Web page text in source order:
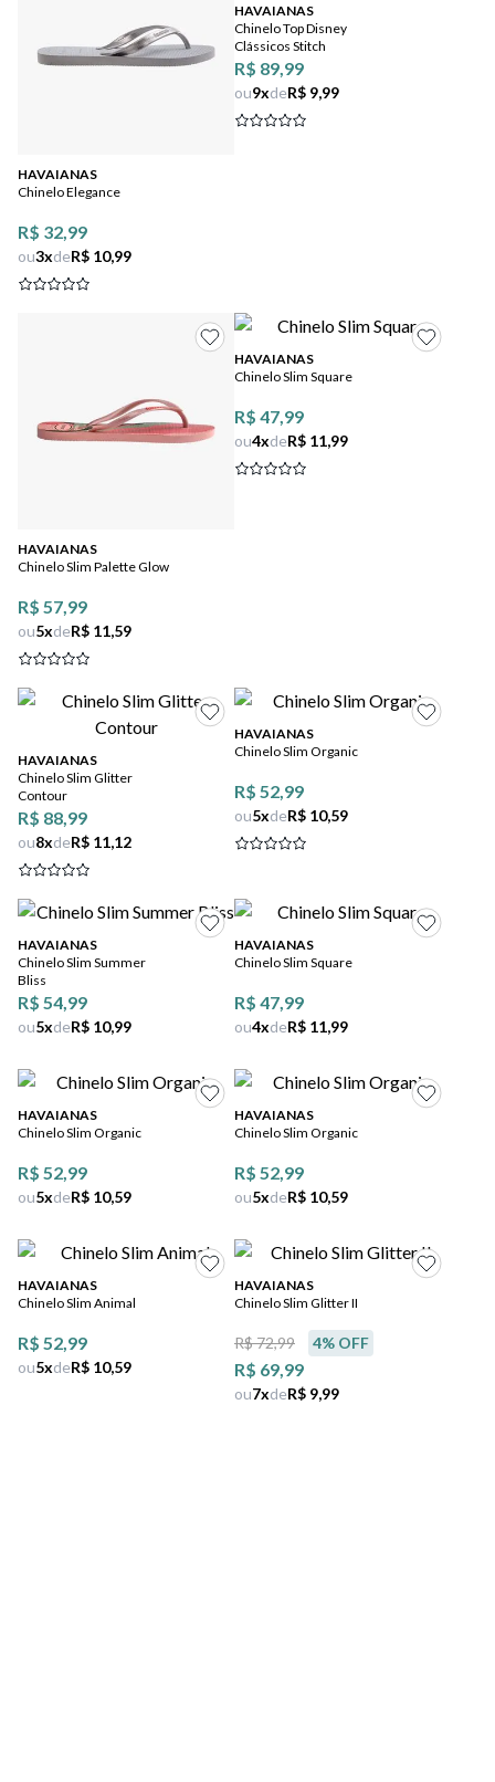
HAVAIANAS
Chinelo Elegance
R$ 32,99
ou3xdeR$ 10,99
HAVAIANAS
Chinelo Top Disney
Clássicos Stitch
R$ 89,99
ou9xdeR$ 9,99
HAVAIANAS
Chinelo Slim Palette Glow
R$ 57,99
ou5xdeR$ 11,59
HAVAIANAS
Chinelo Slim Square
R$ 47,99
ou4xdeR$ 11,99
HAVAIANAS
Chinelo Slim Glitter
Contour
R$ 88,99
ou8xdeR$ 11,12
HAVAIANAS
Chinelo Slim Organic
R$ 52,99
ou5xdeR$ 10,59
HAVAIANAS
Chinelo Slim Summer
Bliss
R$ 54,99
ou5xdeR$ 10,99
HAVAIANAS
Chinelo Slim Square
R$ 47,99
ou4xdeR$ 11,99
HAVAIANAS
Chinelo Slim Organic
R$ 52,99
ou5xdeR$ 10,59
HAVAIANAS
Chinelo Slim Organic
R$ 52,99
ou5xdeR$ 10,59
HAVAIANAS
Chinelo Slim Animal
R$ 52,99
ou5xdeR$ 10,59
HAVAIANAS
Chinelo Slim Glitter II
R$ 69,99
R$ 72,99 4% OFF
ou7xdeR$ 9,99